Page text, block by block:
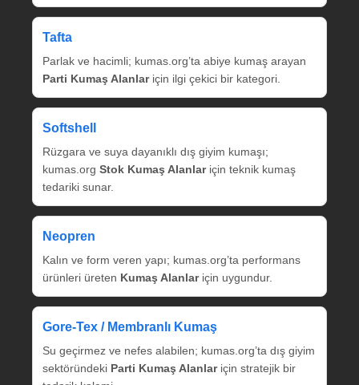
Tafta
Parlak ve hacimli; kumas.org’ta abiye kumaş arayan
Parti Kumaş Alanlariçin ilgi çekici bir kategori.
Softshell
Rüzgara ve suya dayanıklı dış giyim kumaşı;
kumas.org Stok Kumaş Alanlariçin teknik kumaş
tedariki sunar.
Neopren
Kalın ve form veren yapı; kumas.org’ta performans
ürünleri üreten Kumaş Alanlariçin uygundur.
Gore‑Tex / Membranlı Kumaş
Su geçirmez ve nefes alabilen; kumas.org’ta dış giyim
sektöründeki Parti Kumaş Alanlariçin stratejik bir